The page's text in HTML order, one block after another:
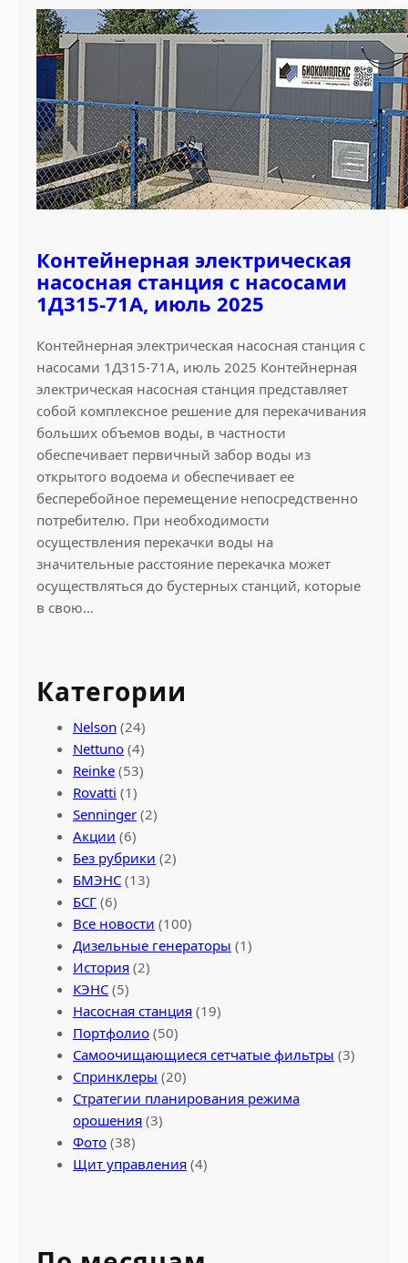
Контейнерная электрическая
насосная станция с насосами
1Д315-71А, июль 2025
Контейнерная электрическая насосная станция с
насосами 1Д315-71А, июль 2025 Контейнерная
электрическая насосная станция представляет
собой комплексное решение для перекачивания
больших объемов воды, в частности
обеспечивает первичный забор воды из
открытого водоема и обеспечивает ее
бесперебойное перемещение непосредственно
потребителю. При необходимости
осуществления перекачки воды на
значительные расстояние перекачка может
осуществляться до бустерных станций, которые
в свою…
Категории
Nelson (24)
Nettuno (4)
Reinke (53)
Rovatti (1)
Senninger (2)
Акции (6)
Без рубрики (2)
БМЭНС (13)
БСГ (6)
Все новости (100)
Дизельные генераторы (1)
История (2)
КЭНС (5)
Насосная станция (19)
Портфолио (50)
Самоочищающиеся сетчатые фильтры (3)
Спринклеры (20)
Стратегии планирования режима
орошения (3)
Фото (38)
Щит управления (4)